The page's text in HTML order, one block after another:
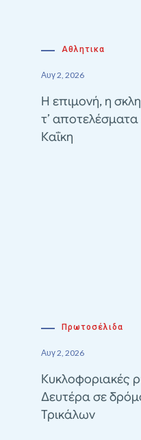
Αθλητικα
Αυγ 2, 2026
Η επιμονή, η
τ’
Καΐκη
Πρωτοσέλιδα
Αυγ 2, 2026
Κυκλοφοριακές
Δευτέρα σε
Τρικάλων